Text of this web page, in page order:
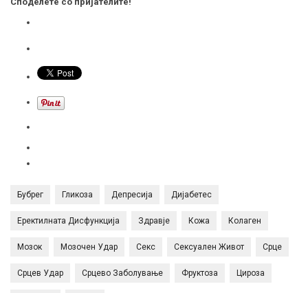
Бубрег Гликоза Депресија Дијабетес
Еректилната Дисфункција Здравје Кожа Колаген
Мозок Мозочен Удар Секс Сексуален Живот Срце
Срцев Удар Срцево Заболување Фруктоза Цироза